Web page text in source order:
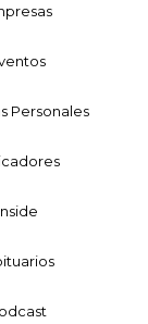
Personales